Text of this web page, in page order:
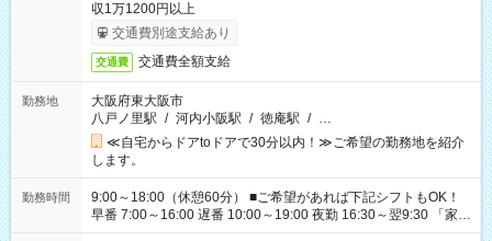
収1万1200円以上
交通費別途支給あり
交通費 交通費全額支給
勤務地
大阪府東大阪市
八戸ノ里駅 / 河内小阪駅 / 徳庵駅 / …
≪自宅からドアtoドアで30分以内！≫ご希望の勤務地を紹介
します。
勤務時間
9:00～18:00（休憩60分） ■ご希望があれば下記シフトもOK！
早番 7:00～16:00 遅番 10:00～19:00 夜勤 16:30～翌9:30 「家族
と休みを合わせたい」 「余裕を持って夕飯の準備がしたい」